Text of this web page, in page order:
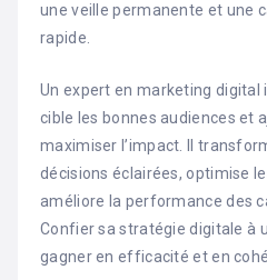
une veille permanente et une
rapide.
Un expert en marketing digital
cible les bonnes audiences et
maximiser l’impact. Il
décisions éclairées, optimise
améliore la performance des
Confier sa stratégie digitale à
gagner en efficacité et en